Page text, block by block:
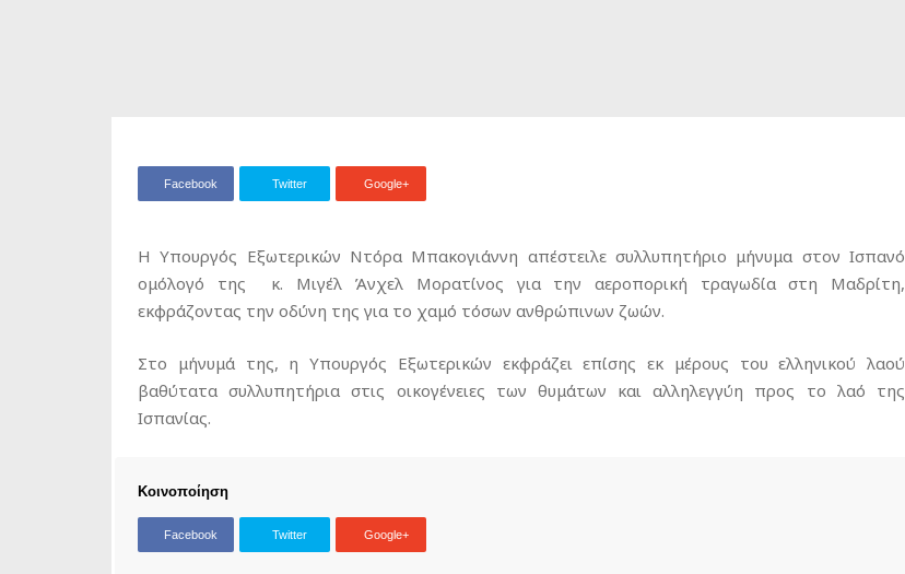
Facebook Twitter Google+
Η Υπουργός Εξωτερικών Ντόρα Μπακογιάννη απέστειλε συλλυπητήριο μήνυμα στον Ισπανό
ομόλογό της κ. Μιγέλ Άνχελ Μορατίνος για την αεροπορική τραγωδία στη Μαδρίτη,
εκφράζοντας την οδύνη της για το χαμό τόσων ανθρώπινων ζωών.
Στο μήνυμά της, η Υπουργός Εξωτερικών εκφράζει επίσης εκ μέρους του ελληνικού λαού
βαθύτατα συλλυπητήρια στις οικογένειες των θυμάτων και αλληλεγγύη προς το λαό της
Ισπανίας.
Κοινοποίηση
Facebook Twitter Google+